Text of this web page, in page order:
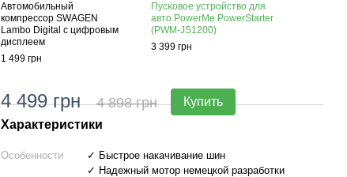
Автомобильный
компрессор SWAGEN
Lambo Digital с цифровым
дисплеем
1 499 грн
Пусĸовое устройство для
авто PowerMe PowerStarter
(PWM-JS1200)
3 399 грн
4 499 грн 4 898 грн
Купить
Характеристики
Особенности
✓ Быстрое накачивание шин
✓ Надежный мотор немецкой разработки